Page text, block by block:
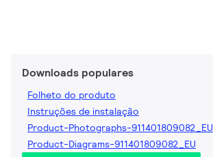
Downloads populares
Folheto do produto
Instruções de instalação
Product-Photographs-911401809082_EU
Product-Diagrams-911401809082_EU